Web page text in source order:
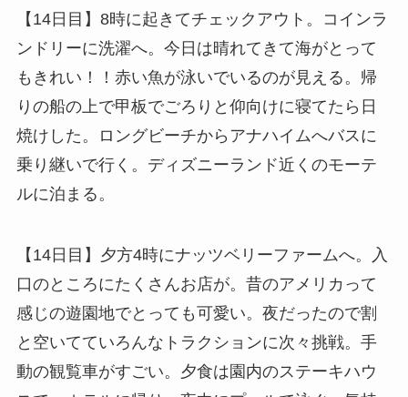
【14日目】8時に起きてチェックアウト。コインラ
ンドリーに洗濯へ。今日は晴れてきて海がとって
もきれい！！赤い魚が泳いでいるのが見える。帰
りの船の上で甲板でごろりと仰向けに寝てたら日
焼けした。ロングビーチからアナハイムへバスに
乗り継いで行く。ディズニーランド近くのモーテ
ルに泊まる。
【14日目】夕方4時にナッツベリーファームへ。入
口のところにたくさんお店が。昔のアメリカって
感じの遊園地でとっても可愛い。夜だったので割
と空いてていろんなトラクションに次々挑戦。手
動の観覧車がすごい。夕食は園内のステーキハウ